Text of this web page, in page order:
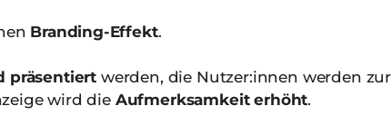
Branding-Effekt.
präsentiert werden, die Nutzer:innen werden zur
wird die Aufmerksamkeit erhöht.